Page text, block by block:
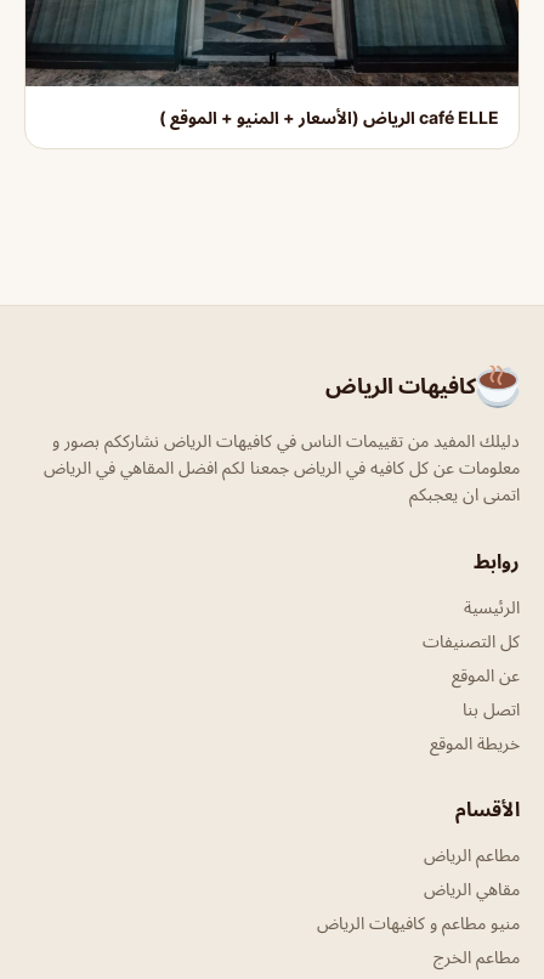
café ELLE الرياض (الأسعار + المنيو + الموقع )
كافيهات الرياض
دليلك المفيد من تقييمات الناس في كافيهات الرياض نشارككم بصور و
معلومات عن كل كافيه في الرياض جمعنا لكم افضل المقاهي في الرياض
اتمنى ان يعجبكم
روابط
الرئيسية
كل التصنيفات
عن الموقع
اتصل بنا
خريطة الموقع
الأقسام
مطاعم الرياض
مقاهي الرياض
منيو مطاعم و كافيهات الرياض
مطاعم الخرج